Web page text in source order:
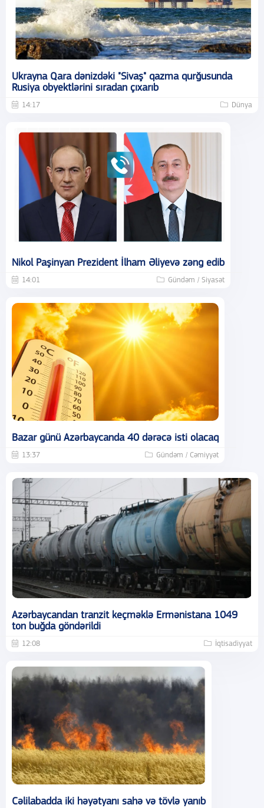
Ukrayna Qara dənizdəki "Sivaş" qazma qurğusunda
Rusiya obyektlərini sıradan çıxarıb
14:17 Dünya
Nikol Paşinyan Prezident İlham Əliyevə zəng edib
14:01 Gündəm / Siyasət
Bazar günü Azərbaycanda 40 dərəcə isti olacaq
13:37 Gündəm / Cəmiyyət
Azərbaycandan tranzit keçməklə Ermənistana 1049
ton buğda göndərildi
12:08 İqtisadiyyat
Cəlilabadda iki həyətyanı sahə və tövlə yanıb